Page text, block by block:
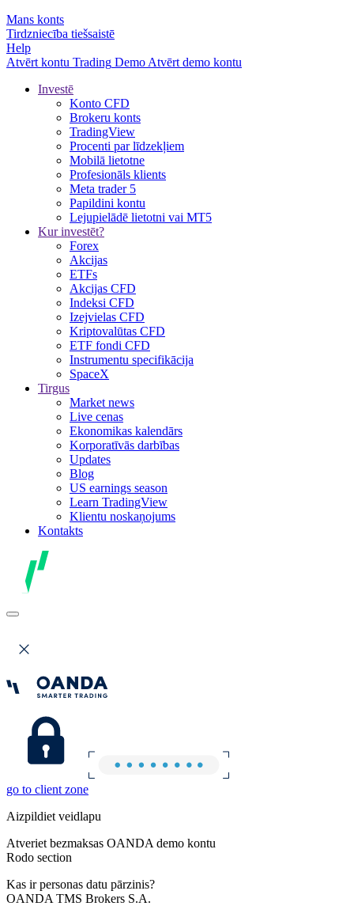
Mans konts
Tirdzniecība tiešsaistē
Help
Atvērt kontu Trading Demo Atvērt demo kontu
Investē
Konto CFD
Brokeru konts
TradingView
Procenti par līdzekļiem
Mobilā lietotne
Profesionāls klients
Meta trader 5
Papildini kontu
Lejupielādē lietotni vai MT5
Kur investēt?
Forex
Akcijas
ETFs
Akcijas CFD
Indeksi CFD
Izejvielas CFD
Kriptovalūtas CFD
ETF fondi CFD
Instrumentu specifikācija
SpaceX
Tirgus
Market news
Live cenas
Ekonomikas kalendārs
Korporatīvās darbības
Updates
Blog
US earnings season
Learn TradingView
Klientu noskaņojums
Kontakts
go to client zone
Aizpildiet veidlapu
Atveriet bezmaksas OANDA demo kontu
Rodo section
Kas ir personas datu pārzinis?
OANDA TMS Brokers S.A.